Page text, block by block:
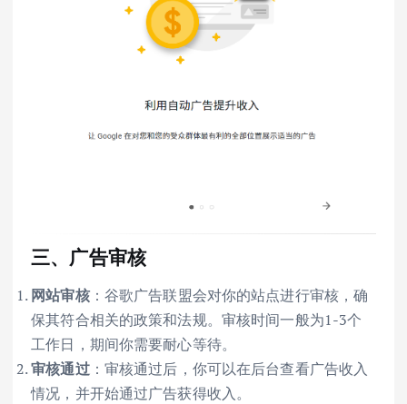
三、广告审核
网站审核：谷歌广告联盟会对你的站点进行审核，确
保其符合相关的政策和法规。审核时间一般为1-3个
工作日，期间你需要耐心等待。
审核通过：审核通过后，你可以在后台查看广告收入
情况，并开始通过广告获得收入。